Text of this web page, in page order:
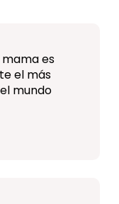
es
el más
mundo